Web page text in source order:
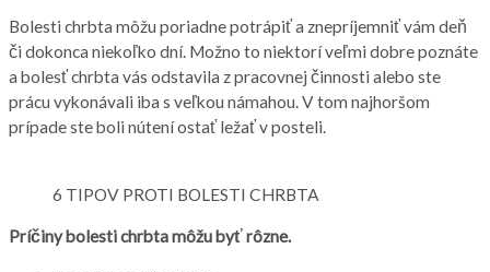
Bolesti chrbta môžu poriadne potrápiť a znepríjemniť vám deň
či dokonca niekoľko dní. Možno to niektorí veľmi dobre poznáte
a bolesť chrbta vás odstavila z pracovnej činnosti alebo ste
prácu vykonávali iba s veľkou námahou. V tom najhoršom
prípade ste boli nútení ostať ležať v posteli.
6 TIPOV PROTI BOLESTI CHRBTA
Príčiny bolesti chrbta môžu byť rôzne.